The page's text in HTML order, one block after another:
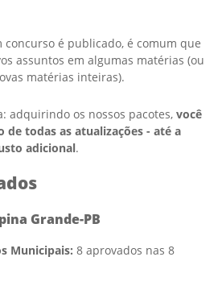
é publicado, é comum que
assuntos em algumas matérias (ou
matérias inteiras).
adquirindo os nossos pacotes, você
de todas as atualizações - até a
adicional.
Grande-PB
Municipais: 8 aprovados nas 8